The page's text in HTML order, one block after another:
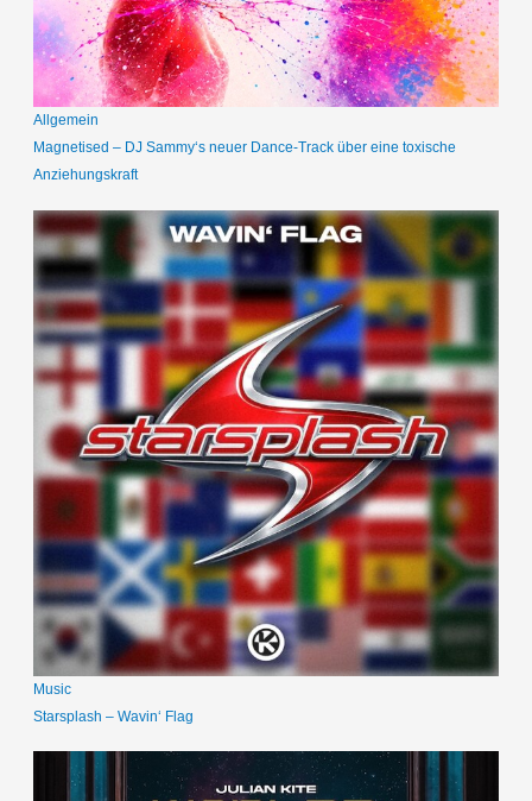
Allgemein
Magnetised – DJ Sammy‘s neuer Dance-Track über eine toxische
Anziehungskraft
Music
Starsplash – Wavin‘ Flag